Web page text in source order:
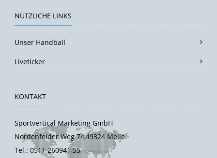
NÜTZLICHE LINKS
Unser Handball
Liveticker
KONTAKT
Sportvertical Marketing GmbH
Nordenfelder Weg 74,49324 Melle
Tel.: 0511 260941 55